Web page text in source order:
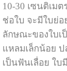
10-30 เซนติเม
ช่อใบ จะมีใบย่
ลักษณะของใบเ
แหลมเล็กน้อย
เป็นฟันเลื่อย ใบ